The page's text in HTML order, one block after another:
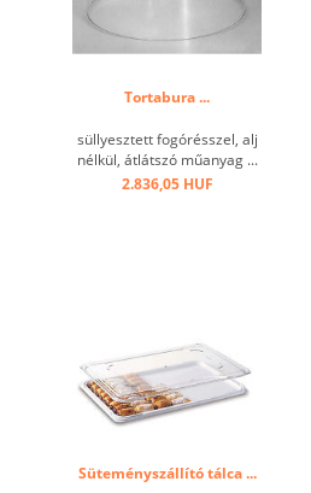
Tortabura ...
süllyesztett fogórésszel, alj
nélkül, átlátszó műanyag ...
2.836,05 HUF
Süteményszállító tálca ...